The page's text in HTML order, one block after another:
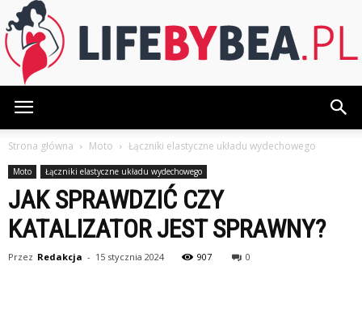
Strona główna Moto Łączniki elastyczne układu wydechowego
Moto Łączniki elastyczne układu wydechowego
JAK SPRAWDZIĆ CZY
KATALIZATOR JEST SPRAWNY?
Przez Redakcja - 15 stycznia 2024 907 0